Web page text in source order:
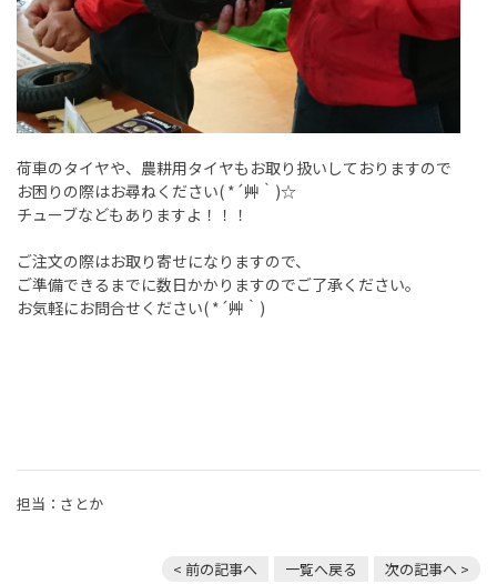
荷車のタイヤや、農耕用タイヤもお取り扱いしておりますので
お困りの際はお尋ねください( *´艸｀)☆
チューブなどもありますよ！！！
ご注文の際はお取り寄せになりますので、
ご準備できるまでに数日かかりますのでご了承ください。
お気軽にお問合せください( *´艸｀)
担当：さとか
< 前の記事へ 一覧へ戻る 次の記事へ >